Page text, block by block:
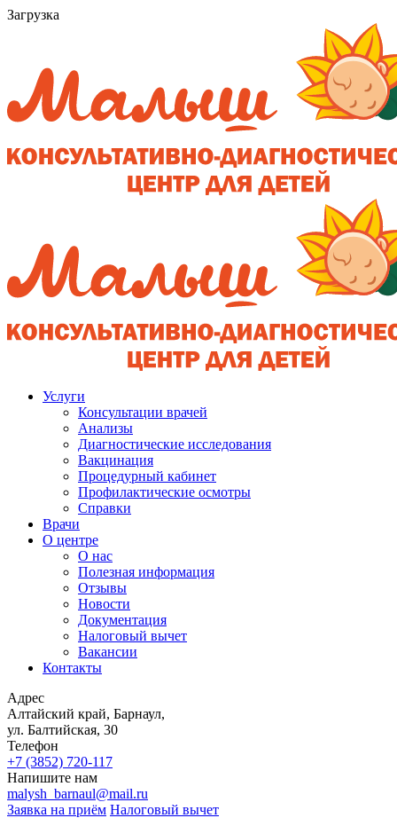
Загрузка
Услуги
Консультации врачей
Анализы
Диагностические исследования
Вакцинация
Процедурный кабинет
Профилактические осмотры
Справки
Врачи
О центре
О нас
Полезная информация
Отзывы
Новости
Документация
Налоговый вычет
Вакансии
Контакты
Адрес
Алтайский край, Барнаул,
ул. Балтийская, 30
Телефон
+7 (3852) 720-117
Напишите нам
malysh_barnaul@mail.ru
Заявка на приём Налоговый вычет